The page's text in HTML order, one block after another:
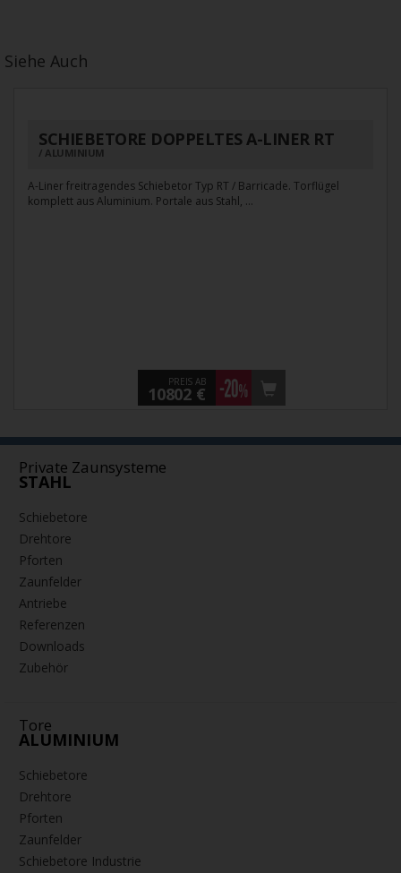
Siehe Auch
SCHIEBETORE DOPPELTES A-LINER RT
ALUMINIUM
A-Liner freitragendes Schiebetor Typ RT / Barricade. Torflügel
komplett aus Aluminium. Portale aus Stahl, ...
PREIS AB
10802 €
Private Zaunsysteme
STAHL
Schiebetore
Drehtore
Pforten
Zaunfelder
Antriebe
Referenzen
Downloads
Zubehör
Tore
ALUMINIUM
Schiebetore
Drehtore
Pforten
Zaunfelder
Schiebetore Industrie